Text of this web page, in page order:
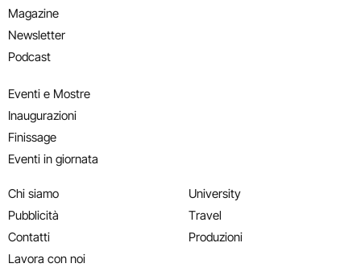
Magazine
Newsletter
Podcast
Eventi e Mostre
Inaugurazioni
Finissage
Eventi in giornata
Chi siamo
Pubblicità
Contatti
Lavora con noi
University
Travel
Produzioni